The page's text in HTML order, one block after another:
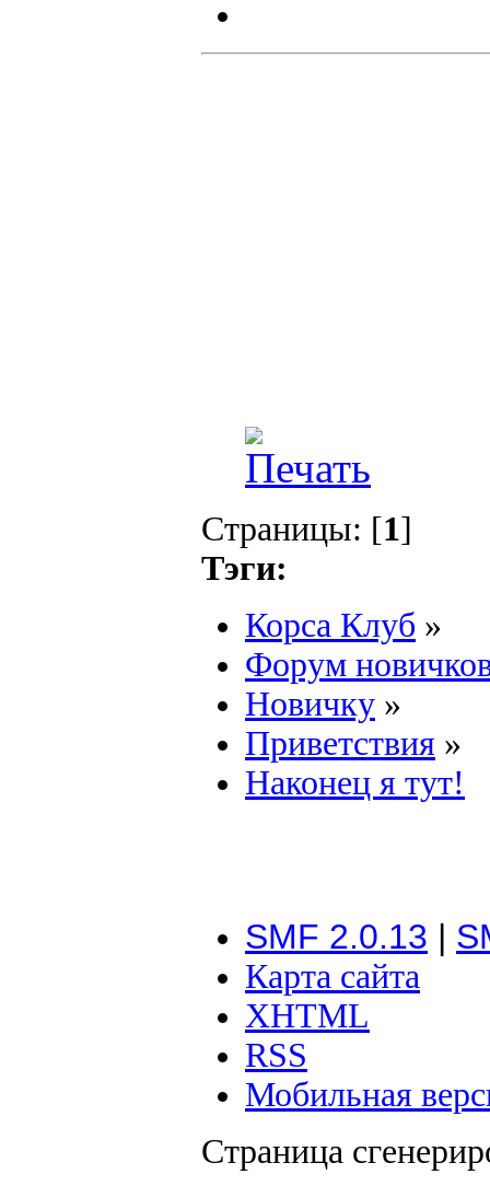
Страницы: [1]
Тэги:
Корса Клуб »
Форум
Новичку »
Приветствия »
Наконец я тут!
SMF 2.0.13 |
Карта сайта
XHTML
RSS
Мобильная
Страница